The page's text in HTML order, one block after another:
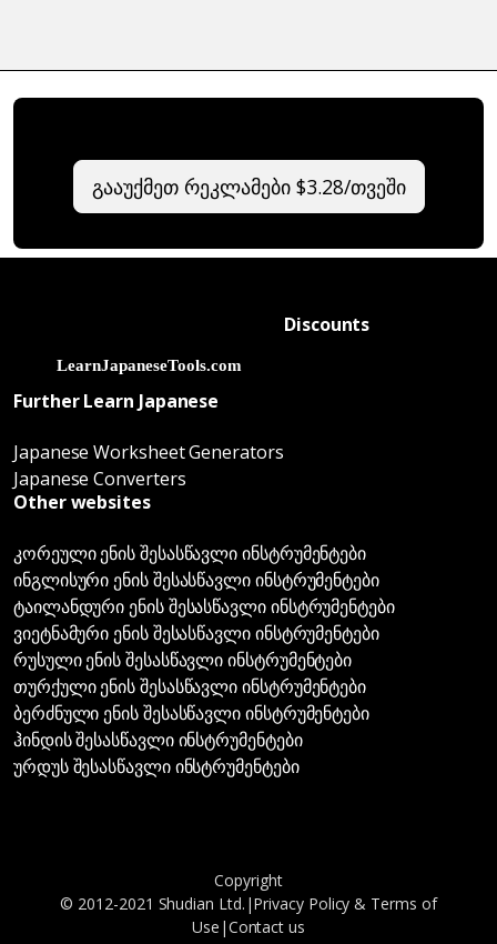
გააუქმეთ რეკლამები $3.28/თვეში
Discounts
Further Learn Japanese
Japanese Worksheet Generators
Japanese Converters
Other websites
კორეული ენის შესასწავლი ინსტრუმენტები
ინგლისური ენის შესასწავლი ინსტრუმენტები
ტაილანდური ენის შესასწავლი ინსტრუმენტები
ვიეტნამური ენის შესასწავლი ინსტრუმენტები
რუსული ენის შესასწავლი ინსტრუმენტები
თურქული ენის შესასწავლი ინსტრუმენტები
ბერძნული ენის შესასწავლი ინსტრუმენტები
ჰინდის შესასწავლი ინსტრუმენტები
ურდუს შესასწავლი ინსტრუმენტები
Copyright
© 2012-2021 Shudian Ltd.|Privacy Policy & Terms of
Use |Contact us